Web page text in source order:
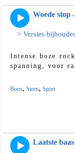
Woede stop
> Versies
Intense boze
spanning, voor
Boos, Steen, Sport
Laatste baas